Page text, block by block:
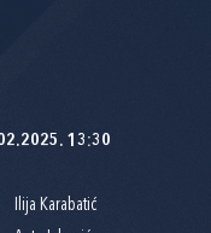
13:30
Ilija Karabatić